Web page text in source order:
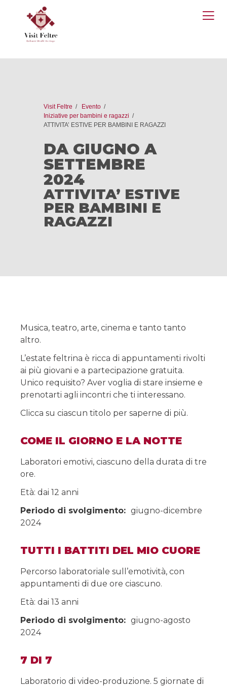
Visit Feltre
Evento
Iniziative per bambini e ragazzi
ATTIVITA’ ESTIVE PER BAMBINI E RAGAZZI
DA GIUGNO A
SETTEMBRE
2024
ATTIVITA’ ESTIVE
PER BAMBINI E
RAGAZZI
Musica, teatro, arte, cinema e tanto tanto
altro.
L’estate feltrina è ricca di appuntamenti rivolti
ai più giovani e a partecipazione gratuita.
Unico requisito? Aver voglia di stare insieme e
prenotarti agli incontri che ti interessano.
Clicca su ciascun titolo per saperne di più.
COME IL GIORNO E LA NOTTE
Laboratori emotivi, ciascuno della durata di tre
ore.
Età: dai 12 anni
Periodo di svolgimento: giugno-dicembre
2024
TUTTI I BATTITI DEL MIO CUORE
Percorso laboratoriale sull’emotività, con
appuntamenti di due ore ciascuno.
Età: dai 13 anni
Periodo di svolgimento: giugno-agosto
2024
7 DI 7
Laboratorio di video-produzione. 5 giornate di